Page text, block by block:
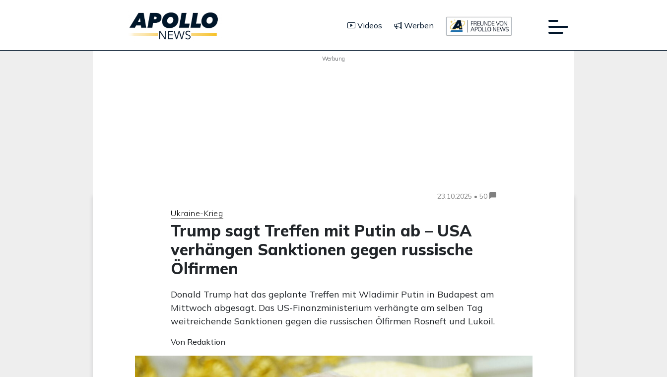
Videos Werben
Werbung
23.10.2025 • 50
Ukraine-Krieg
Trump sagt Treffen mit Putin ab – USA
verhängen Sanktionen gegen russische
Ölfirmen
Donald Trump hat das geplante Treffen mit Wladimir Putin in Budapest am
Mittwoch abgesagt. Das US-Finanzministerium verhängte am selben Tag
weitreichende Sanktionen gegen die russischen Ölfirmen Rosneft und Lukoil.
Von Redaktion